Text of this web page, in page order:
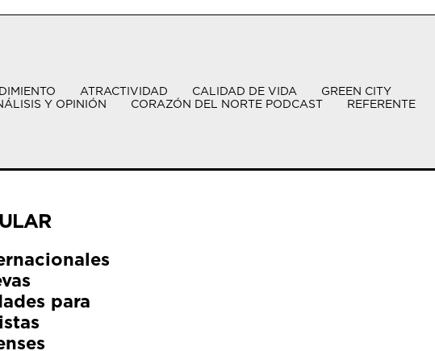
ATRACTIVIDAD CALIDAD DE VIDA
GREEN CITY
Y OPINIÓN
CORAZÓN DEL NORTE PODCAST REFERENTE
para